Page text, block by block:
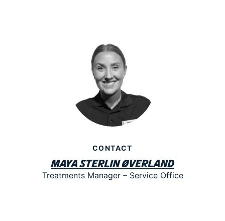
CONTACT
Maya Sterlin Øverland
Treatments Manager – Service Office